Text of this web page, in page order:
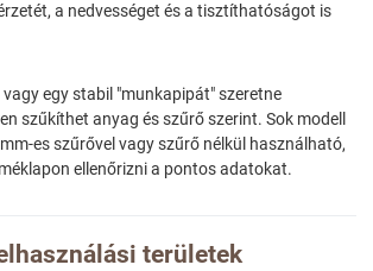
a nedvességet és a tisztíthatóságot is
vagy egy stabil "munkapipát" szeretne
szűkíthet anyag és szűrő szerint. Sok modell
es szűrővel vagy szűrő nélkül használható,
ellenőrizni a pontos adatokat.
területek